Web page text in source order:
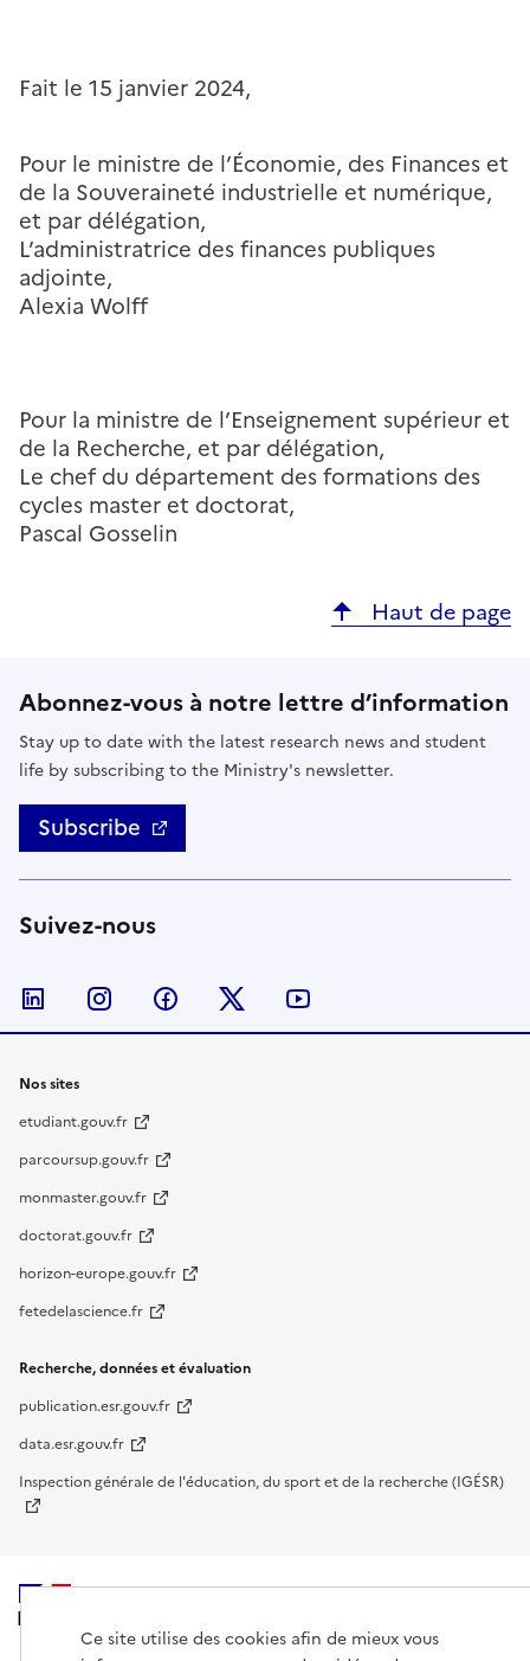
Fait le 15 janvier 2024,
Pour le ministre de l’Économie, des Finances et
de la Souveraineté industrielle et numérique,
et par délégation,
L’administratrice des finances publiques
adjointe,
Alexia Wolff
Pour la ministre de l’Enseignement supérieur et
de la Recherche, et par délégation,
Le chef du département des formations des
cycles master et doctorat,
Pascal Gosselin
Haut de page
Abonnez-vous à notre lettre d’information
Stay up to date with the latest research news and student
life by subscribing to the Ministry's newsletter.
Subscribe
Suivez-nous
Follow us on LinkedIn
Follow us on Instagram
Follow us on Facebook
Follow us on Twitter
Nos sites
etudiant.gouv.fr
parcoursup.gouv.fr
monmaster.gouv.fr
doctorat.gouv.fr
horizon-europe.gouv.fr
fetedelascience.fr
Recherche, données et évaluation
publication.esr.gouv.fr
data.esr.gouv.fr
Inspection générale de l'éducation, du sport et de la recherche (IGÉSR)
MINISTÈRE
DE L'ENSEIGNEMENT
Ce site utilise des cookies afin de mieux vous